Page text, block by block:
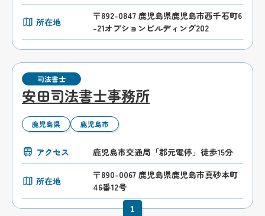
所在地
〒892-0847 鹿児島県鹿児島市西千石町6
-21オプションビルディング202
司法書士
安田司法書士事務所
鹿児島県 鹿児島市
アクセス 鹿児島市交通局「郡元電停」徒歩15分
所在地
〒890-0067 鹿児島県鹿児島市真砂本町
46番12号
1